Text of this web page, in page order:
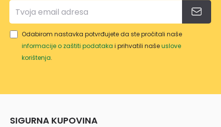
Odabirom nastavka potvrđujete da ste pročitali naše
informacije o zaštiti podataka i prihvatili našeuslove
korištenja.
SIGURNA KUPOVINA